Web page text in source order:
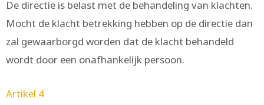
De directie is belast met de behandeling van klachten.
Mocht de klacht betrekking hebben op de directie dan
zal gewaarborgd worden dat de klacht behandeld
wordt door een onafhankelijk persoon.
Artikel 4